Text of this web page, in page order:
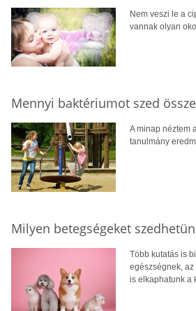
Nem veszi le a
vannak olyan
Mennyi baktériumot szed
A minap néztem
tanulmány
Milyen betegségeket
Több kutatás is
egészségnek,
is elkaphatunk a